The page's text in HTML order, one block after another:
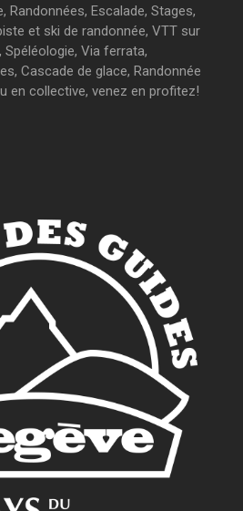
Randonnées, Escalade, Stages,
et ski de randonnée, VTT sur
Spéléologie, Via ferrata,
Cascade de glace, Randonnée
en collective, venez en profitez!